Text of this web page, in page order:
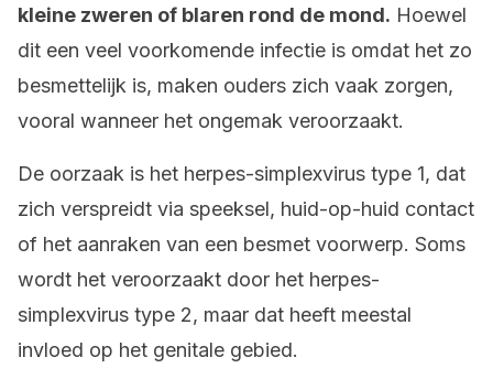
kleine zweren of blaren rond de mond. Hoewel
dit een veel voorkomende infectie is omdat het zo
besmettelijk is, maken ouders zich vaak zorgen,
vooral wanneer het ongemak veroorzaakt.
De oorzaak is het herpes-simplexvirus type 1, dat
zich verspreidt via speeksel, huid-op-huid contact
of het aanraken van een besmet voorwerp. Soms
wordt het veroorzaakt door het herpes-
simplexvirus type 2, maar dat heeft meestal
invloed op het genitale gebied.